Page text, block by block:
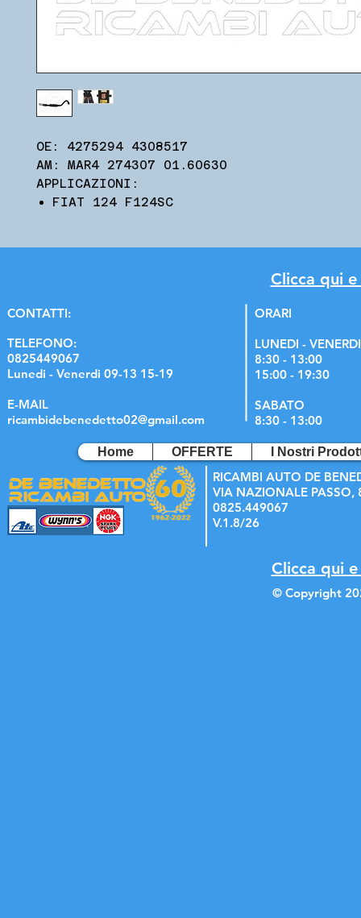
OE: 4275294 4308517
AM: MAR4 274307 01.60630
APPLICAZIONI:
FIAT 124 F124SC
Clicca qui
CONTATTI:
TELEFONO:
0825449067
Lunedi - Venerdi 09-13 15-19
E-MAIL
ricambidebenedetto02@gmail.com
ORARI
LUNEDI - VENERDI
8:30 - 13:00
15:00 - 19:30
SABATO
8:30 - 13:00
Home OFFERTE I Nostri
RICAMBI AUTO DE
VIA NAZIONALE PASSO,
0825.449067
V.1.8/26
Clicca qui
© Copyright